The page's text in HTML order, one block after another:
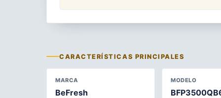
CARACTERÍSTICAS PRINCIPALES
MARCA
BeFresh
MODELO